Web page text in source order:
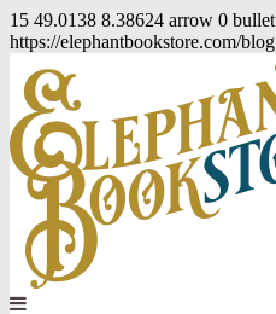
15 49.0138 8.38624 arrow 0 bullet
https://elephantbookstore.com/blog